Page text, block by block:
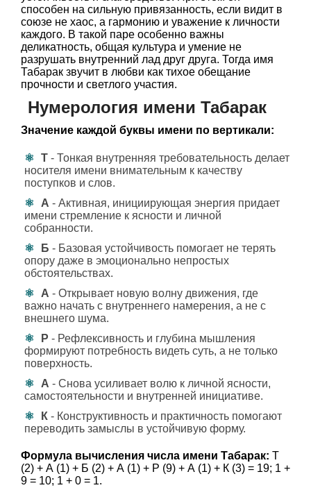
способен на сильную привязанность, если видит в
союзе не хаос, а гармонию и уважение к личности
каждого. В такой паре особенно важны
деликатность, общая культура и умение не
разрушать внутренний лад друг друга. Тогда имя
Табарак звучит в любви как тихое обещание
прочности и светлого участия.
Нумерология имени Табарак
Значение каждой буквы имени по вертикали:
Т - Тонкая внутренняя требовательность делает
носителя имени внимательным к качеству
поступков и слов.
А - Активная, инициирующая энергия придает
имени стремление к ясности и личной
собранности.
Б - Базовая устойчивость помогает не терять
опору даже в эмоционально непростых
обстоятельствах.
А - Открывает новую волну движения, где
важно начать с внутреннего намерения, а не с
внешнего шума.
Р - Рефлексивность и глубина мышления
формируют потребность видеть суть, а не только
поверхность.
А - Снова усиливает волю к личной ясности,
самостоятельности и внутренней инициативе.
К - Конструктивность и практичность помогают
переводить замыслы в устойчивую форму.
Формула вычисления числа имени Табарак: Т
(2) + А (1) + Б (2) + А (1) + Р (9) + А (1) + К (3) = 19; 1 +
9 = 10; 1 + 0 = 1.